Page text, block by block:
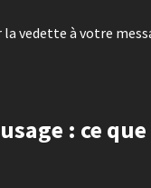
la vedette à votre
: ce